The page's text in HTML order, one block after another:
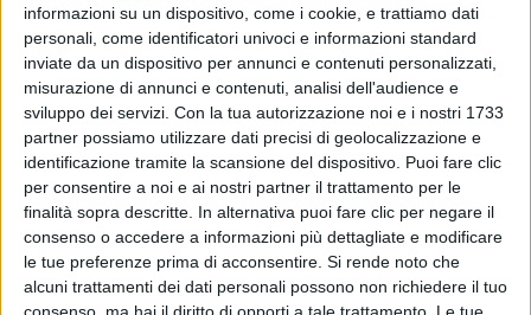
informazioni su un dispositivo, come i cookie, e trattiamo dati
personali, come identificatori univoci e informazioni standard
inviate da un dispositivo per annunci e contenuti personalizzati,
misurazione di annunci e contenuti, analisi dell'audience e
sviluppo dei servizi. Con la tua autorizzazione noi e i nostri 1733
partner possiamo utilizzare dati precisi di geolocalizzazione e
identificazione tramite la scansione del dispositivo. Puoi fare clic
per consentire a noi e ai nostri partner il trattamento per le
finalità sopra descritte. In alternativa puoi fare clic per negare il
consenso o accedere a informazioni più dettagliate e modificare
le tue preferenze prima di acconsentire. Si rende noto che
alcuni trattamenti dei dati personali possono non richiedere il tuo
Siamo abituati agliocchiali da sole, ma icapelli
biondisono una novità degli ultimi giorni: Gazzelle si
presenta così alle nostre telecamere e,con questo
look, si esibirà prima in Piazza Duomo e subito dopo
all’Arena di Verona. “ Gli occhiali li porto sempre, i
capelli invece sono stati una scelta impulsiva”,
racconta in occasione delle prove perRADIO ITALIA
LIVE - IL CONCERTO: “Mi sono svegliato una
mattina e ho detto... mi faccio biondo!
”.
Neanche a dirlo, dopo i sold out di tutte le date nei